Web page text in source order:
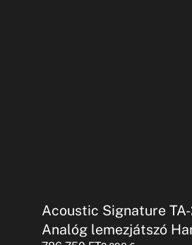
Acoustic Signature
Analóg lemezjátszó